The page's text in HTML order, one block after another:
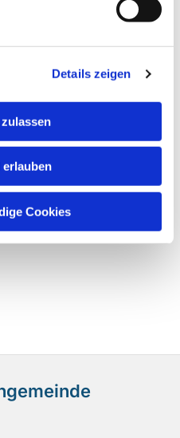
Details zeigen
Cookies